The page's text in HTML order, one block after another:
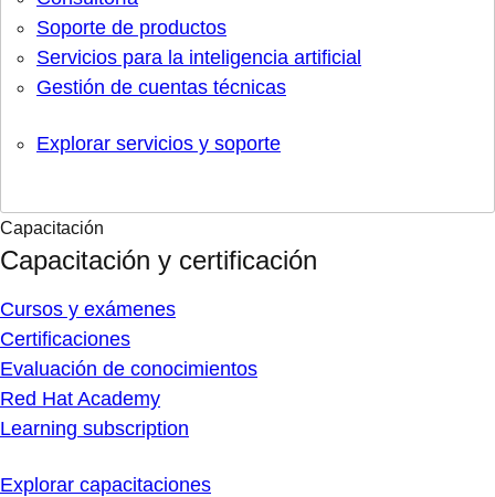
Soporte de productos
Servicios para la inteligencia artificial
Gestión de cuentas técnicas
Explorar servicios y soporte
Capacitación
Capacitación y certificación
Cursos y exámenes
Certificaciones
Evaluación de conocimientos
Red Hat Academy
Learning subscription
Explorar capacitaciones